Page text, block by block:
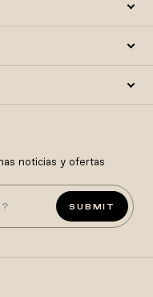
noticias y ofertas
SUBMIT